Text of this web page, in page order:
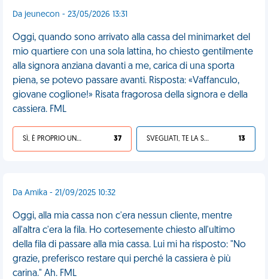
Da jeunecon - 23/05/2026 13:31
Oggi, quando sono arrivato alla cassa del minimarket del
mio quartiere con una sola lattina, ho chiesto gentilmente
alla signora anziana davanti a me, carica di una sporta
piena, se potevo passare avanti. Risposta: «Vaffanculo,
giovane coglione!» Risata fragorosa della signora e della
cassiera. FML
SÌ, È PROPRIO UNA VDM! 37 SVEGLIATI, TE LA SEI CERCATA! 13
Da Amika - 21/09/2025 10:32
Oggi, alla mia cassa non c'era nessun cliente, mentre
all'altra c'era la fila. Ho cortesemente chiesto all'ultimo
della fila di passare alla mia cassa. Lui mi ha risposto: "No
grazie, preferisco restare qui perché la cassiera è più
carina." Ah. FML